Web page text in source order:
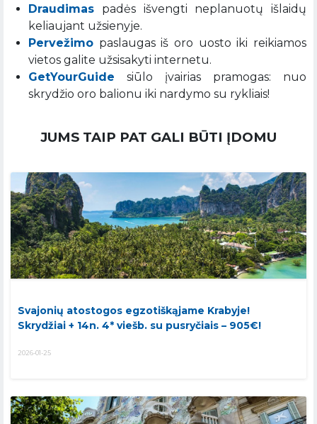
Draudimas padės išvengti neplanuotų išlaidų
keliaujant užsienyje.
Pervežimo paslaugas iš oro uosto iki reikiamos
vietos galite užsisakyti internetu.
GetYourGuide siūlo įvairias pramogas: nuo
skrydžio oro balionu iki nardymo su rykliais!
JUMS TAIP PAT GALI BŪTI ĮDOMU
Svajonių atostogos egzotiškąjame Krabyje!
Skrydžiai + 14n. 4* viešb. su pusryčiais – 905€!
2026-01-25